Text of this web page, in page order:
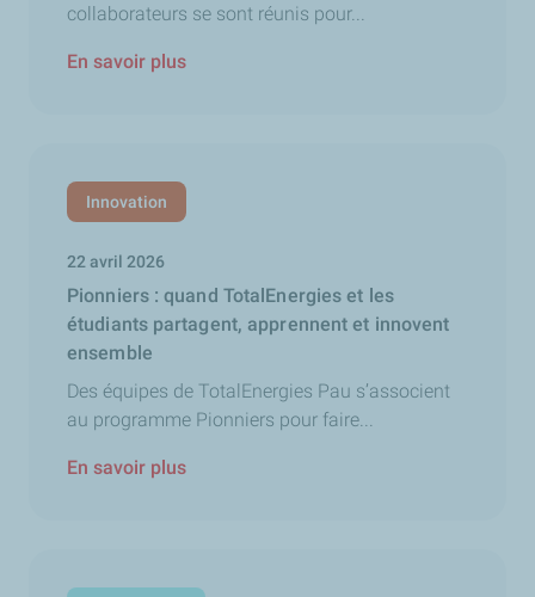
collaborateurs se sont réunis pour...
En savoir plus
Innovation
22 avril 2026
Pionniers : quand TotalEnergies et les
étudiants partagent, apprennent et innovent
ensemble
Des équipes de TotalEnergies Pau s’associent
au programme Pionniers pour faire...
En savoir plus